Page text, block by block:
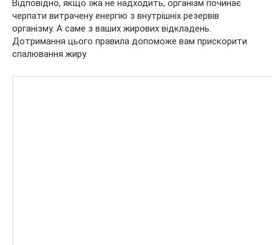
Відповідно, якщо їжа не надходить, організм починає
черпати витрачену енергію з внутрішніх резервів
організму. А саме з ваших жирових відкладень.
Дотримання цього правила допоможе вам прискорити
спалювання жиру.